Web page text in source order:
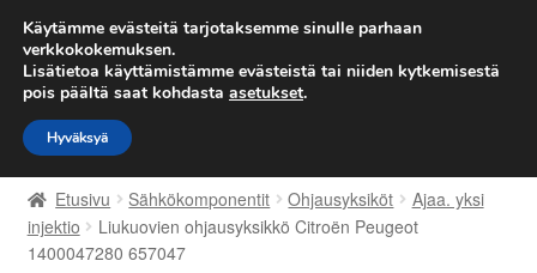
TOIMITUS alkaen 7 EUR
Siirry
navigointiin
Siirry
sisältöön
Etusivu
Kärry
Etusivu Sähkökomponentit Ohjausyksiköt
Ajaa. yksi
injektio
Liukuovien ohjausyksikkö Citroën Peugeot
1400047280 657047
Käytämme evästeitä tarjotaksemme sinulle parhaan
verkkokokemuksen.
Lisätietoa käyttämistämme evästeistä tai niiden kytkemisestä
pois päältä saat kohdasta asetukset.
Hyväksyä